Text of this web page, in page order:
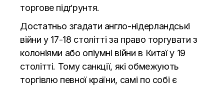
торгове підґрунтя.
Достатньо згадати англо-нідерландські
війни у 17-18 столітті за право торгувати з
колоніями або опіумні війни в Китаї у 19
столітті. Тому санкції, які обмежують
торгівлю певної країни, самі по собі є